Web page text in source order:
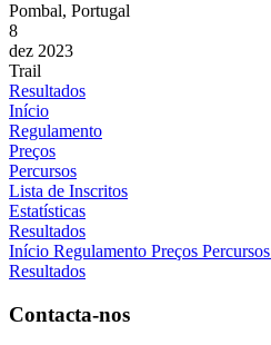
Pombal, Portugal
8
dez 2023
Trail
Resultados
Início
Regulamento
Preços
Percursos
Lista de Inscritos
Estatísticas
Resultados
Início Regulamento Preços Percursos
Resultados
Contacta-nos